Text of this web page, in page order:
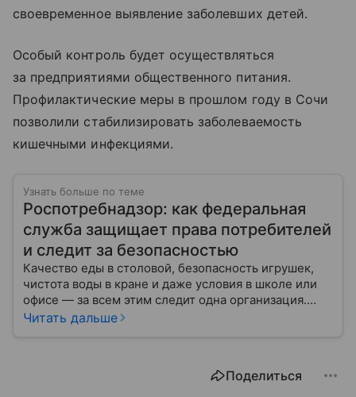
своевременное выявление заболевших детей.
Особый контроль будет осуществляться
за предприятиями общественного питания.
Профилактические меры в прошлом году в Сочи
позволили стабилизировать заболеваемость
кишечными инфекциями.
Узнать больше по теме
Роспотребнадзор: как федеральная
служба защищает права потребителей
и следит за безопасностью
Качество еды в столовой, безопасность игрушек,
чистота воды в кране и даже условия в школе или
офисе — за всем этим следит одна организация.
Роспотребнадзор — федеральная служба, которая
её работа важна для каждого жителя России.
Читать дальше
Поделиться